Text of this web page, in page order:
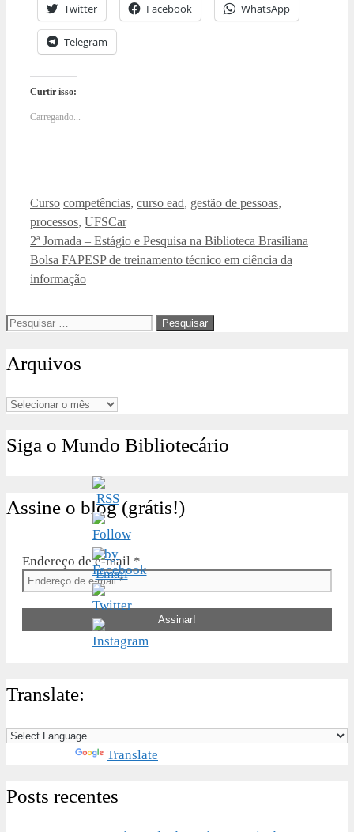
Twitter Facebook WhatsApp
Telegram
Curtir isso:
Carregando...
Categorias
Curso Tags
competências, curso ead, gestão de pessoas,
processos, UFSCar
2ª Jornada – Estágio e Pesquisa na Biblioteca Brasiliana
Bolsa FAPESP de treinamento técnico em ciência da
informação
Pesquisar
Arquivos
Arquivos
Siga o Mundo Bibliotecário
Assine o blog (grátis!)
Endereço de e-mail *
Translate:
Translate
Posts recentes